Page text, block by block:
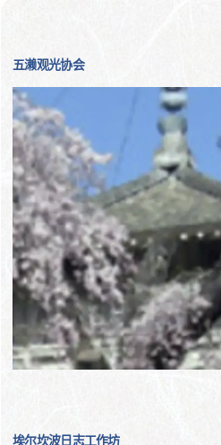
五濑观光协会
埃尔坎波日志工作坊